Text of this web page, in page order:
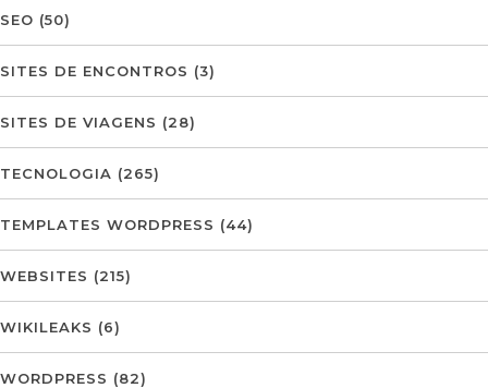
SEO (50)
SITES DE ENCONTROS (3)
SITES DE VIAGENS (28)
TECNOLOGIA (265)
TEMPLATES WORDPRESS (44)
WEBSITES (215)
WIKILEAKS (6)
WORDPRESS (82)